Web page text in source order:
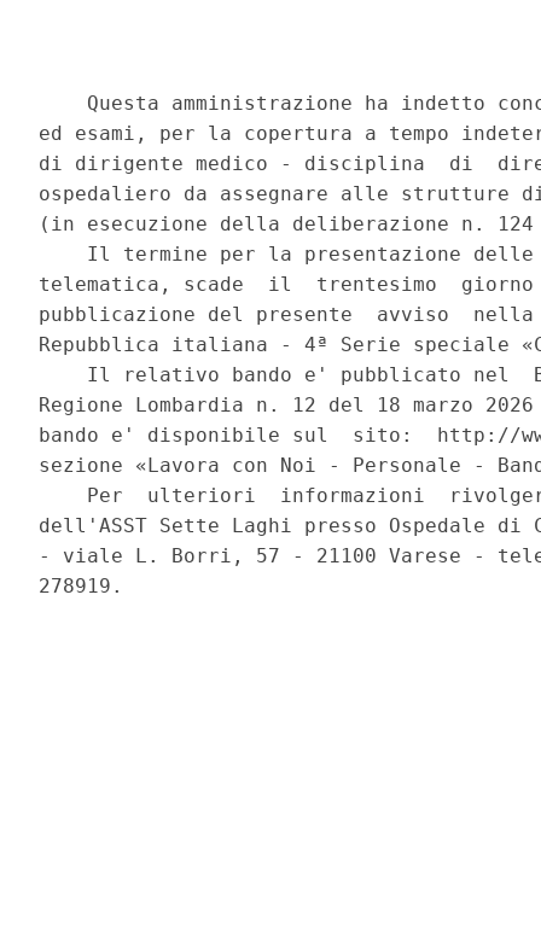
Questa amministrazione ha indetto
ed esami, per la copertura a tempo
di dirigente medico - disciplina  di
ospedaliero da assegnare alle strutture
(in esecuzione della deliberazione n.
Il termine per la presentazione
telematica, scade  il  trentesimo
pubblicazione del presente  avviso
Repubblica italiana - 4ª Serie speciale
Il relativo bando e' pubblicato nel
Regione Lombardia n. 12 del 18 marzo
bando e' disponibile sul  sito:  http://
sezione «Lavora con Noi - Personale -
Per  ulteriori  informazioni
dell'ASST Sette Laghi presso Ospedale di
- viale L. Borri, 57 - 21100 Varese -
278919.